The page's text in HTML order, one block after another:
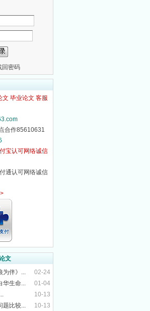
回密码
文 毕业论文 客服
85610631
宝认可网络诚信
通认可网络诚信
文
02-24
为伴》...
01-04
华生命...
10-13
10-13
题比较...